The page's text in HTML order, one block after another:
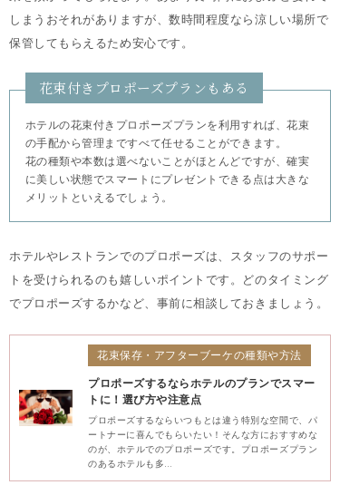
しまうおそれがありますが、数時間程度なら涼しい場所で
保管してもらえるため安心です。
花束付きプロポーズプランもある
ホテルの花束付きプロポーズプランを利用すれば、花束
の手配から管理まですべて任せることができます。
花の種類や本数は選べないことがほとんどですが、確実
に美しい状態でスマートにプレゼントできる点は大きな
メリットといえるでしょう。
ホテルやレストランでのプロポーズは、スタッフのサポー
トを受けられるのも嬉しいポイントです。どのタイミング
でプロポーズするかなど、事前に相談しておきましょう。
花束保存・アフターブーケの種類や方法
プロポーズするならホテルのプランでスマー
トに！選び方や注意点
プロポーズするならいつもとは違う特別な空間で、パ
ートナーに喜んでもらいたい！そんな方におすすめな
のが、ホテルでのプロポーズです。プロポーズプラン
のあるホテルも多…